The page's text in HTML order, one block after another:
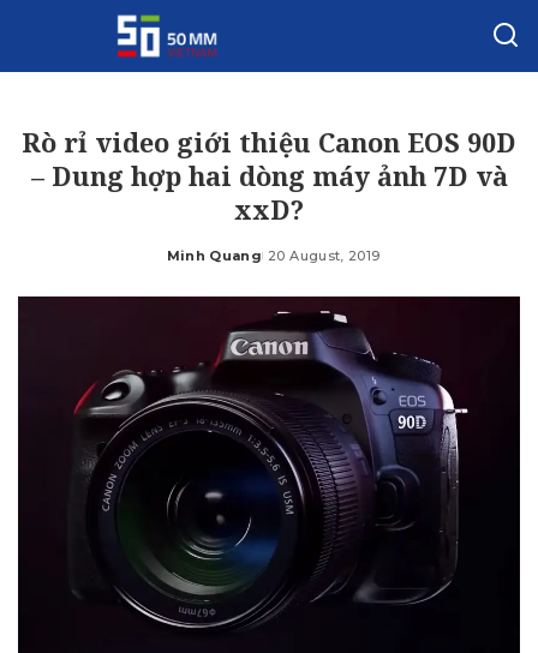
Rò rỉ video giới thiệu Canon EOS 90D
– Dung hợp hai dòng máy ảnh 7D và
xxD?
Posted
Minh Quang 20 August, 2019